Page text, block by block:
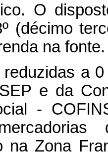
O
(décimo
na fonte.
reduzidas a
e da
-
na Zona